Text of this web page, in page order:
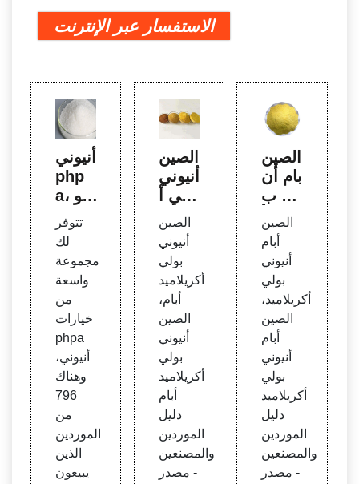
الاستفسار عبر الإنترنت
أنيوني
php
a، أنيو
ني p
hpa ا
ين وال
مصنع
ين
تتوفر
لك
مجموعة
واسعة
من
خيارات
phpa
أنيوني،
وهناك
796
من
الموردين
الذين
يبيعون
الصين
أنيوني
بولي أ
كريلام
يد أبا
م بالج
ملة؟؟
الصين
أنيوني
بولي
أكريلاميد
أبام،
الصين
أنيوني
بولي
أكريلاميد
أبام
دليل
الموردين
والمصنعين
- مصدر
الصين
أبام أن
يوني ب
ولي أ
كريلام
يد، ال
صين أ
بام أني
وني ب
ولي أ
كريلام
يد
الصين
أبام
أنيوني
بولي
أكريلاميد،
الصين
أبام
أنيوني
بولي
أكريلاميد
دليل
الموردين
والمصنعين
- مصدر